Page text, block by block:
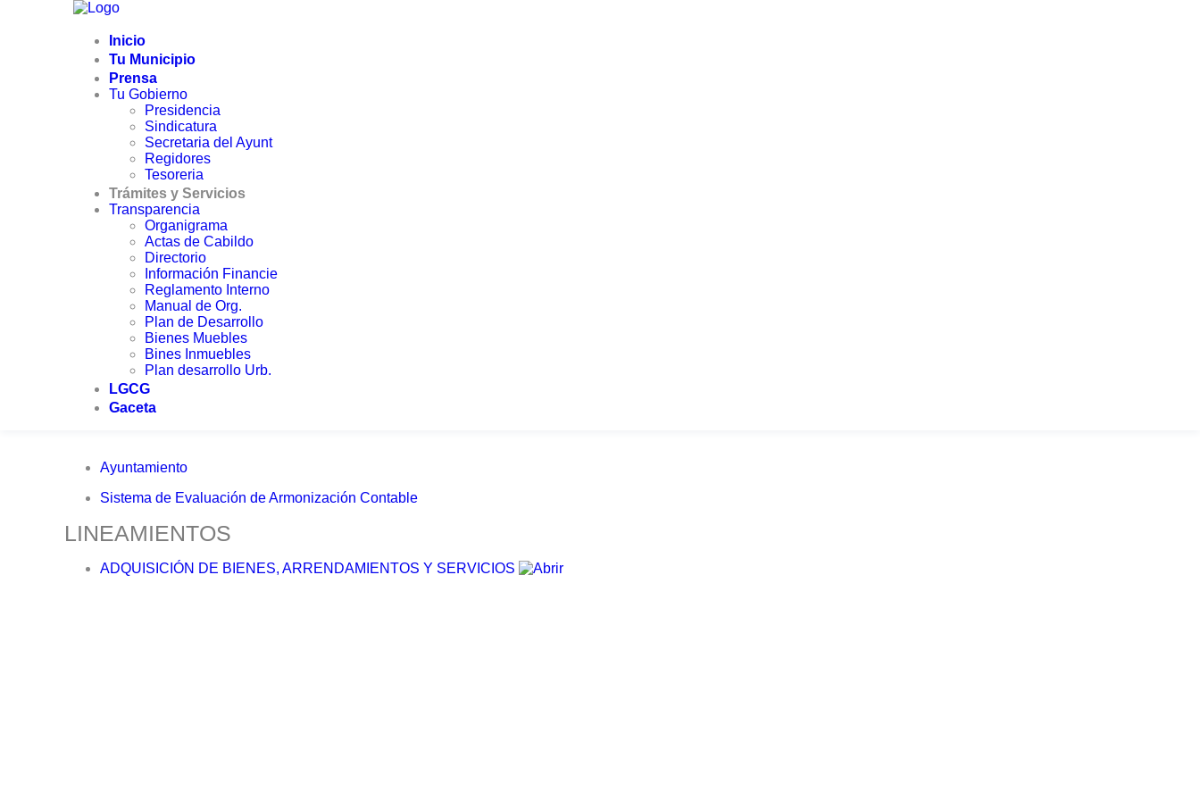
Inicio
Tu Municipio
Prensa
Tu Gobierno
Presidencia
Sindicatura
Secretaria del Ayunt
Regidores
Tesoreria
Trámites y Servicios
Transparencia
Organigrama
Actas de Cabildo
Directorio
Información Financie
Reglamento Interno
Manual de Org.
Plan de Desarrollo
Bienes Muebles
Bines Inmuebles
Plan desarrollo Urb.
LGCG
Gaceta
Ayuntamiento
Sistema de Evaluación de Armonización Contable
LINEAMIENTOS
ADQUISICIÓN DE BIENES, ARRENDAMIENTOS Y SERVICIOS